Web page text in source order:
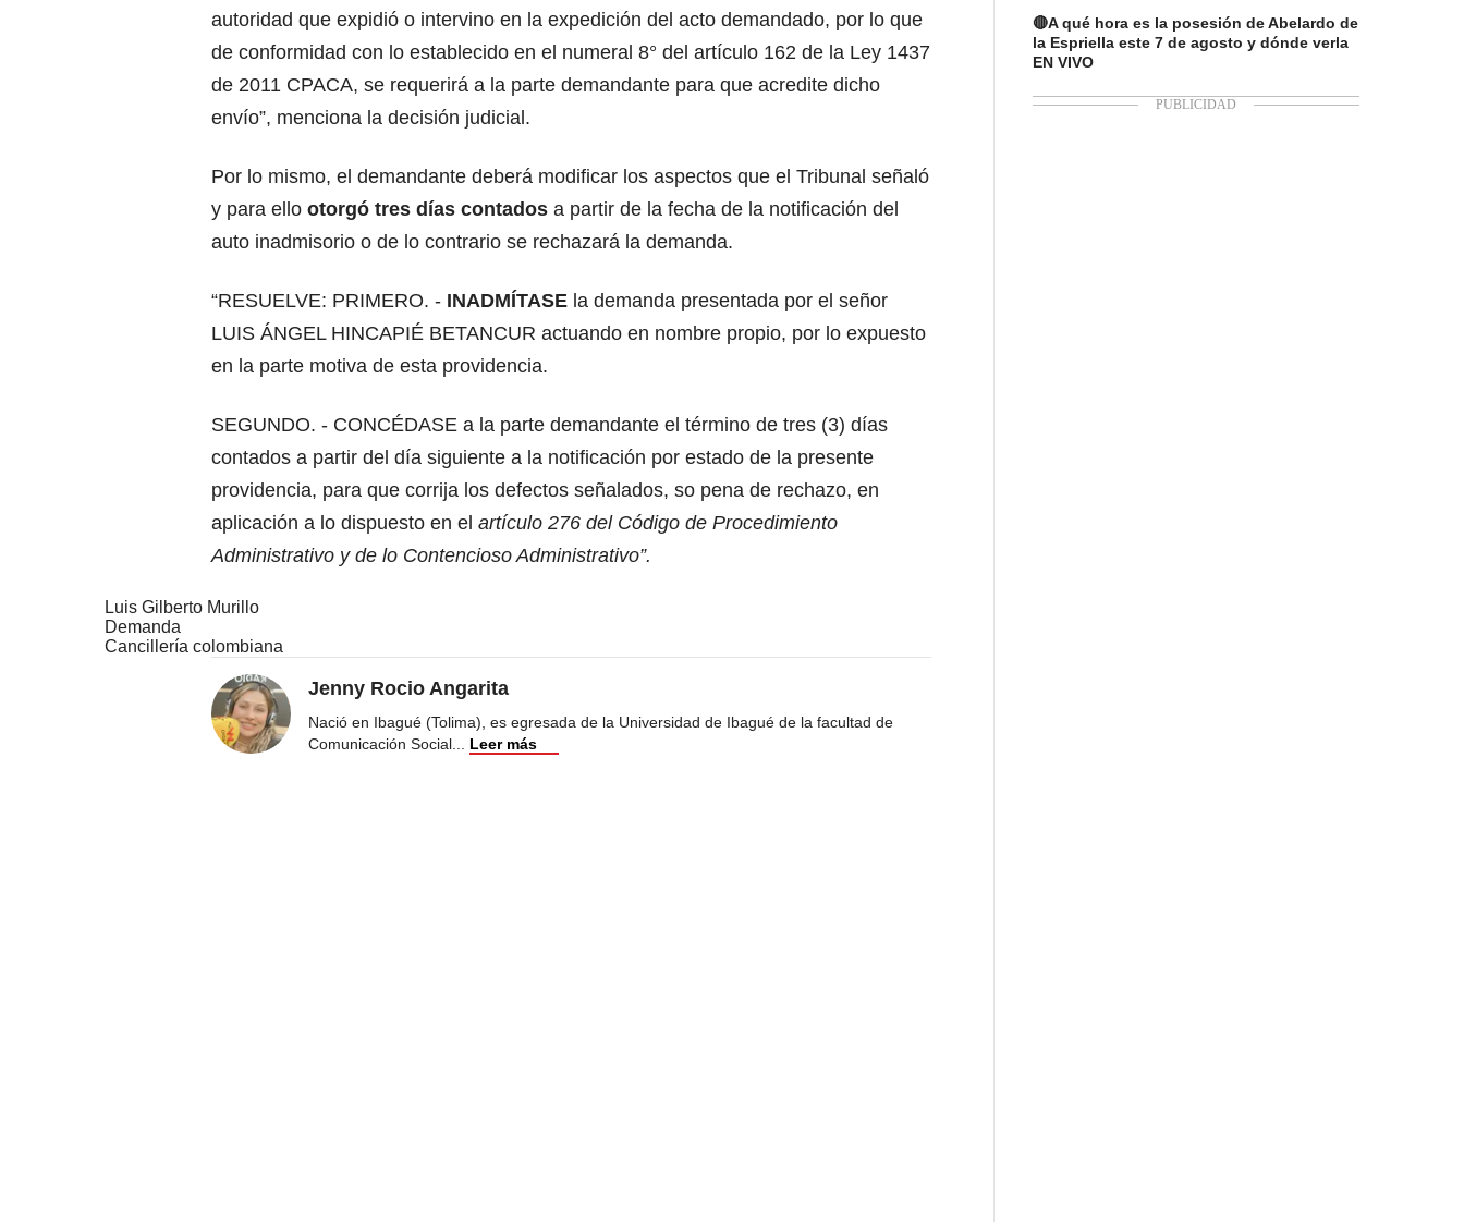
autoridad que expidió o intervino en la expedición del acto demandado, por lo que
de conformidad con lo establecido en el numeral 8° del artículo 162 de la Ley 1437
de 2011 CPACA, se requerirá a la parte demandante para que acredite dicho
envío”, menciona la decisión judicial.
Por lo mismo, el demandante deberá modificar los aspectos que el Tribunal señaló
y para ello otorgó tres días contados a partir de la fecha de la notificación del
auto inadmisorio o de lo contrario se rechazará la demanda.
“RESUELVE: PRIMERO. - INADMÍTASE la demanda presentada por el señor
LUIS ÁNGEL HINCAPIÉ BETANCUR actuando en nombre propio, por lo expuesto
en la parte motiva de esta providencia.
SEGUNDO. - CONCÉDASE a la parte demandante el término de tres (3) días
contados a partir del día siguiente a la notificación por estado de la presente
providencia, para que corrija los defectos señalados, so pena de rechazo, en
aplicación a lo dispuesto en el artículo 276 del Código de Procedimiento
Administrativo y de lo Contencioso Administrativo”.
Luis Gilberto Murillo
Demanda
Cancillería colombiana
Jenny Rocio Angarita
Nació en Ibagué (Tolima), es egresada de la Universidad de Ibagué de la facultad de
Comunicación Social... Leer más
🔴A qué hora es la posesión de Abelardo de
la Espriella este 7 de agosto y dónde verla
EN VIVO